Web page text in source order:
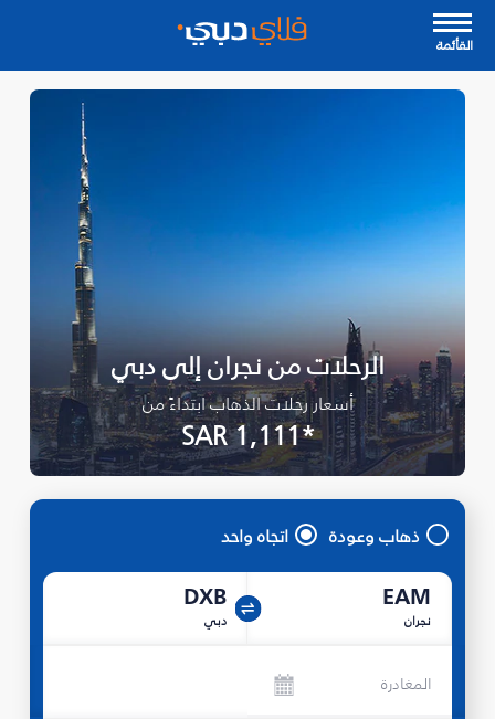
القأئمة
الرحلات من نجران‎ إلى دبي
أسعار رحلات الذهاب ابتداءً من
*SAR 1,111
ذهاب وعودة اتجاه واحد
EAM
نجران‎
DXB
دبي
المغادرة